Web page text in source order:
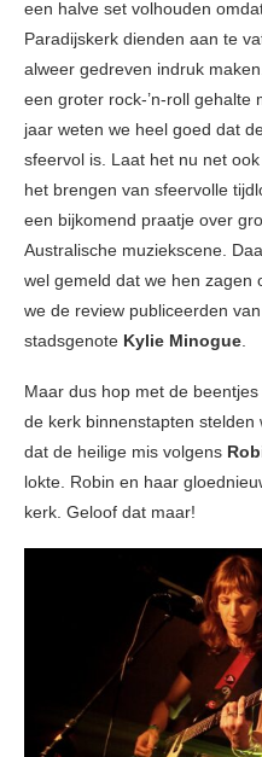
een halve set volhouden
Paradijskerk dienden aan te
alweer gedreven indruk
een groter rock-’n-roll gehalte
jaar weten we heel goed dat
sfeervol is. Laat het nu net
het brengen van sfeervolle
een bijkomend praatje over
Australische muziekscene.
wel gemeld dat we hen zagen
we de review publiceerden
stadsgenote Kylie Minogue.
Maar dus hop met de
de kerk binnenstapten
dat de heilige mis volgens
lokte. Robin en haar
kerk. Geloof dat maar!